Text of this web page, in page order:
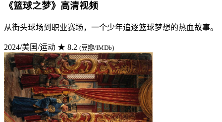
《篮球之梦》高清视频
从街头球场到职业赛场，一个少年追逐篮球梦想的热血故事。
2024/美国/运动 ★ 8.2 (豆瓣/IMDb)